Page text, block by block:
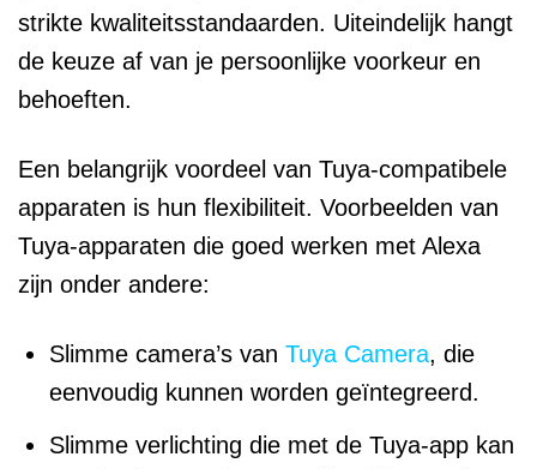
strikte kwaliteitsstandaarden. Uiteindelijk hangt
de keuze af van je persoonlijke voorkeur en
behoeften.
Een belangrijk voordeel van Tuya-compatibele
apparaten is hun flexibiliteit. Voorbeelden van
Tuya-apparaten die goed werken met Alexa
zijn onder andere:
Slimme camera’s van Tuya Camera, die
eenvoudig kunnen worden geïntegreerd.
Slimme verlichting die met de Tuya-app kan